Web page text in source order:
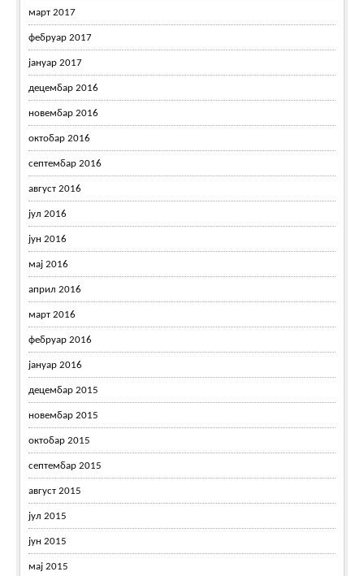
март 2017
фебруар 2017
јануар 2017
децембар 2016
новембар 2016
октобар 2016
септембар 2016
август 2016
јул 2016
јун 2016
мај 2016
април 2016
март 2016
фебруар 2016
јануар 2016
децембар 2015
новембар 2015
октобар 2015
септембар 2015
август 2015
јул 2015
јун 2015
мај 2015